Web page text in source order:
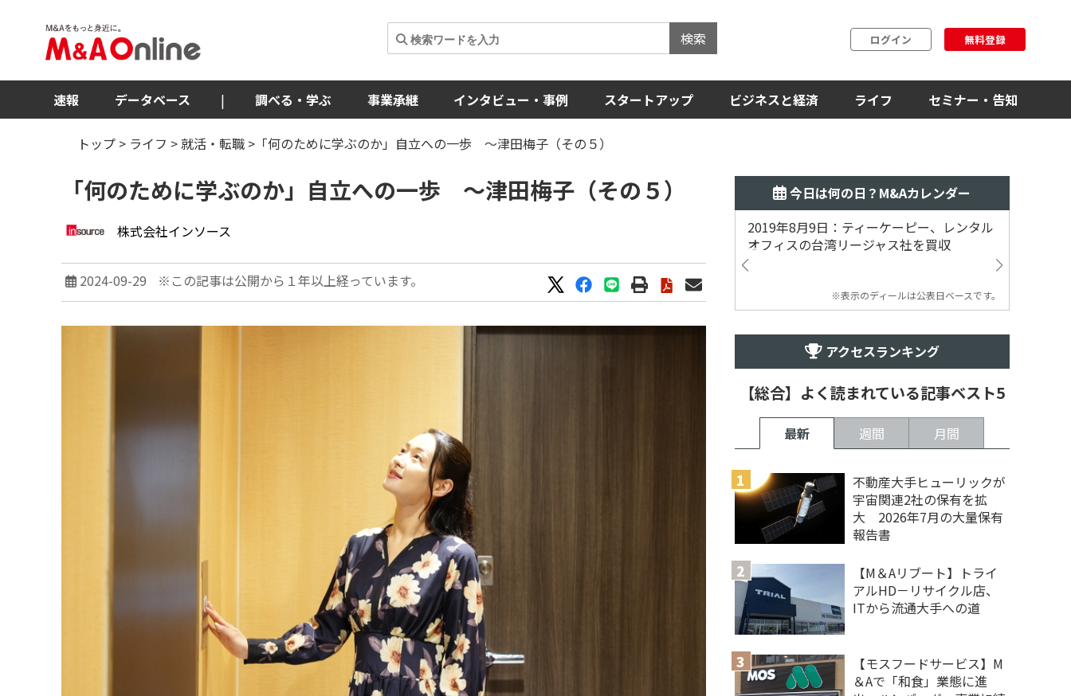
検索 ログイン 無料登録
速報 データベース | 調べる・学ぶ 事業承継 インタビュー・事例 スタートアップ ビジネスと経済 ライフ セミナー・告知
トップ > ライフ >就活・転職 >「何のために学ぶのか」自立への一歩 ～津田梅子（その５）
「何のために学ぶのか」自立への一歩 ～津田梅子（その５）
株式会社インソース
2024-09-29 ※この記事は公開から１年以上経っています。
今日は何の日？M&Aカレンダー
2019年8月9日：ティーケーピー、レンタル
オフィスの台湾リージャス社を買収
※表示のディールは公表日ベースです。
アクセスランキング
【総合】よく読まれている記事ベスト5
最新 週間 月間
不動産大手ヒューリックが
宇宙関連2社の保有を拡
大 2026年7月の大量保有
報告書
【M＆Aリブート】トライ
アルHD－リサイクル店、
ITから流通大手への道
【モスフードサービス】M
＆Aで「和食」業態に進